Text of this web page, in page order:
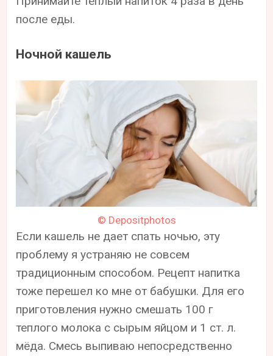
после еды.
Ночной кашель
© Depositphotos
Если кашель не дает спать ночью, эту
проблему я устраняю не совсем
традиционным способом. Рецепт напитка
тоже перешел ко мне от бабушки. Для его
приготовления нужно смешать 100 г
теплого молока с сырым яйцом и 1 ст. л.
мёда. Смесь выпиваю непосредственно